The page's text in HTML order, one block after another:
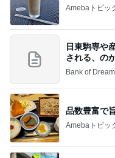
Amebaトピッ
日東駒専や
される、の
Bank of
品数豊富で
Amebaトピッ